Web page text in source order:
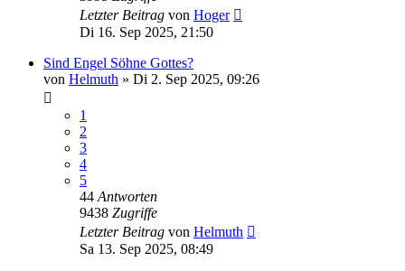
Letzter Beitrag von Hoger
Di 16. Sep 2025, 21:50
Sind Engel Söhne Gottes?
von Helmuth » Di 2. Sep 2025, 09:26
1
2
3
4
5
44 Antworten
9438 Zugriffe
Letzter Beitrag von Helmuth
Sa 13. Sep 2025, 08:49